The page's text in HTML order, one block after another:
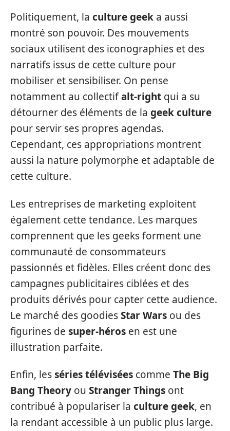
Politiquement, la culture geek a aussi
montré son pouvoir. Des mouvements
sociaux utilisent des iconographies et des
narratifs issus de cette culture pour
mobiliser et sensibiliser. On pense
notamment au collectifalt-right qui a su
détourner des éléments de la geek culture
pour servir ses propres agendas.
Cependant, ces appropriations montrent
aussi la nature polymorphe et adaptable de
cette culture.
Les entreprises de marketing exploitent
également cette tendance. Les marques
comprennent que les geeks forment une
communauté de consommateurs
passionnés et fidèles. Elles créent donc des
campagnes publicitaires ciblées et des
produits dérivés pour capter cette audience.
Le marché des goodiesStar Wars ou des
figurines de super-héros en est une
illustration parfaite.
Enfin, lesséries télévisées comme The Big
Bang Theory ou Stranger Things ont
contribué à populariser la culture geek, en
la rendant accessible à un public plus large.